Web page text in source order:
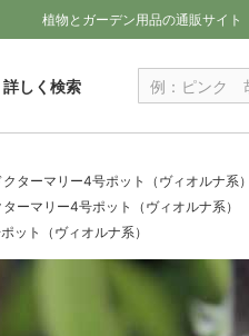
植物とガーデン用品の通販サイ
詳しく検索
ターマリー4号ポット（ヴィオルナ系）
ーマリー4号ポット（ヴィオルナ系）
ット（ヴィオルナ系）